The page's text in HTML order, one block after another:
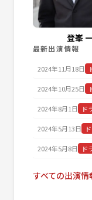
登峯
最新出演情報
2024年11月18日
2024年10月25日
2024年8月1日 ド
2024年5月13日
2024年5月8日 ド
すべての出演